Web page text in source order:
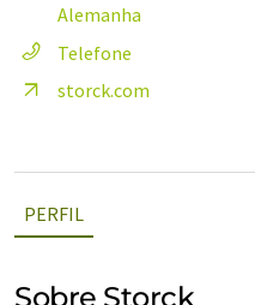
Alemanha
Telefone
storck.com
PERFIL
Sobre Storck